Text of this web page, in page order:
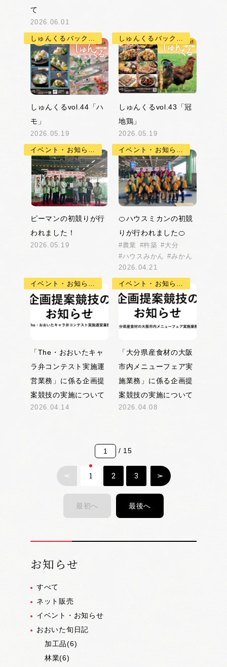
て
2026.06.01
しゅんくるvol.44「ハ
モ」
2026.05.19
しゅんくるvol.43「冠
地鶏」
2026.05.19
ピーマンの初競りが行
われました！
2026.05.19
🍊ハウスミカンの初競
りが行われました🍊
農業 杵築
大分
ハウスみかん
みかん
2026.04.21
「The・おおいたキャ
ラ弁コンテスト実施運
営業務」に係る企画提
案競技の実施について
2026.04.14
「大分県産食材の大阪
市内メニューフェア実
施業務」に係る企画提
案競技の実施について
2026.04.08
/ 15
1 2 3
最初へ 最後へ
お知らせ
すべて
ネット販売
イベント・お知らせ
おおいた旬日記
加工品(6)
林業(6)